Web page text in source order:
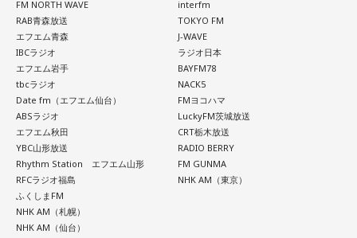
FM NORTH WAVE
RAB青森放送
エフエム青森
IBCラジオ
エフエム岩手
tbcラジオ
Date fm（エフエム仙台）
ABSラジオ
エフエム秋田
YBC山形放送
Rhythm Station エフエム山形
RFCラジオ福島
ふくしまFM
NHK AM（札幌）
NHK AM（仙台）
interfm
TOKYO FM
J-WAVE
ラジオ日本
BAYFM78
NACK5
FMヨコハマ
LuckyFM茨城放送
CRT栃木放送
RADIO BERRY
FM GUNMA
NHK AM（東京）